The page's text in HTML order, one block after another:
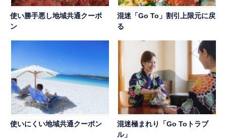
使い勝手悪し地域共通クーポ
ン
混迷「Go To」割引上限元に戻
る
使いにくい地域共通クーポン
混迷極まれり「Go Toトラブ
ル」